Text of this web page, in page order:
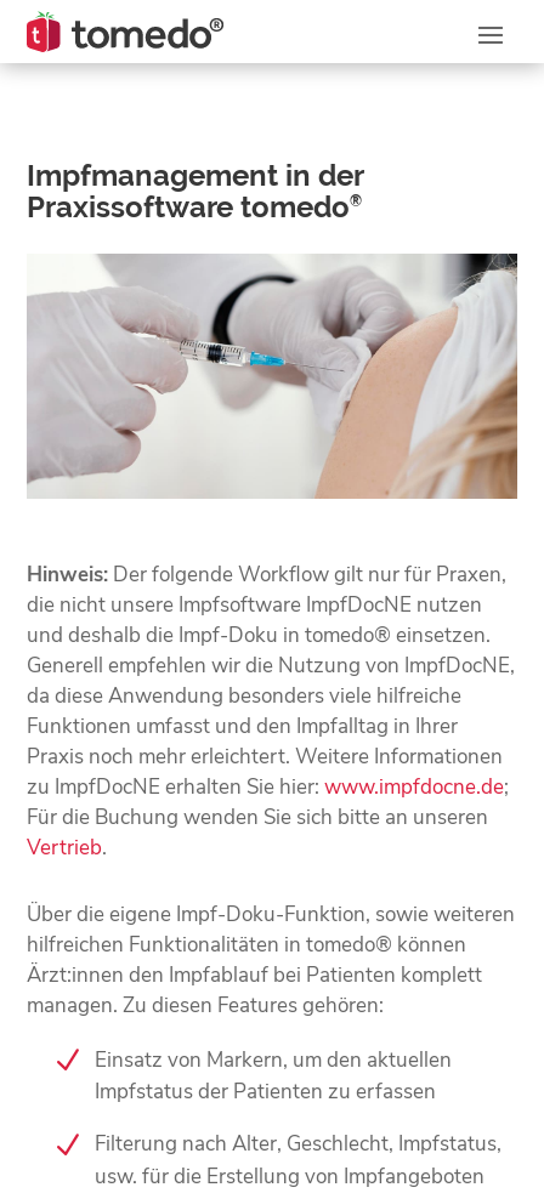
Impfmanagement in der
Praxissoftware tomedo®
Hinweis: Der folgende Workflow gilt nur für Praxen,
die nicht unsere Impfsoftware ImpfDocNE nutzen
und deshalb die Impf-Doku in tomedo® einsetzen.
Generell empfehlen wir die Nutzung von ImpfDocNE,
da diese Anwendung besonders viele hilfreiche
Funktionen umfasst und den Impfalltag in Ihrer
Praxis noch mehr erleichtert. Weitere Informationen
zu ImpfDocNE erhalten Sie hier:www.impfdocne.de;
Für die Buchung wenden Sie sich bitte an unseren
Vertrieb.
Über die eigene Impf-Doku-Funktion, sowie weiteren
hilfreichen Funktionalitäten in tomedo® können
Ärzt:innen den Impfablauf bei Patienten komplett
managen. Zu diesen Features gehören:
Einsatz von Markern, um den aktuellen
Impfstatus der Patienten zu erfassen
Filterung nach Alter, Geschlecht, Impfstatus,
usw. für die Erstellung von Impfangeboten